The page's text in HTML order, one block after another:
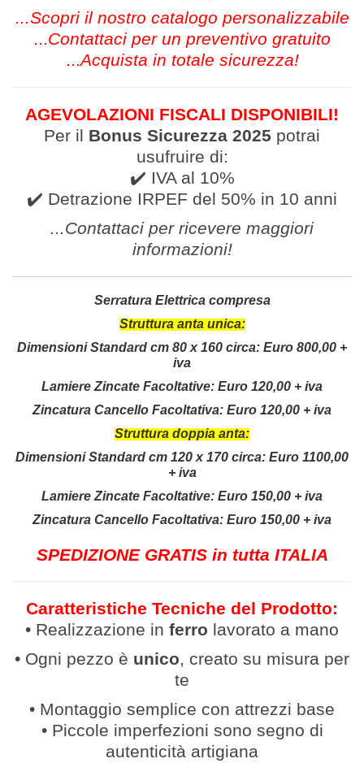
...Scopri il nostro catalogo personalizzabile
...Contattaci per un preventivo gratuito
...Acquista in totale sicurezza!
AGEVOLAZIONI FISCALI DISPONIBILI!
Per il Bonus Sicurezza 2025 potrai
usufruire di:
✔️ IVA al 10%
✔️ Detrazione IRPEF del 50% in 10 anni
...Contattaci per ricevere maggiori
informazioni!
Serratura Elettrica compresa
Struttura anta unica:
Dimensioni Standard cm 80 x 160 circa: Euro 800,00 +
iva
Lamiere Zincate Facoltative: Euro 120,00 + iva
Zincatura Cancello Facoltativa: Euro 120,00 + iva
Struttura doppia anta:
Dimensioni Standard cm 120 x 170 circa: Euro 1100,00
+ iva
Lamiere Zincate Facoltative: Euro 150,00 + iva
Zincatura Cancello Facoltativa: Euro 150,00 + iva
SPEDIZIONE GRATIS in tutta ITALIA
Caratteristiche Tecniche del Prodotto:
• Realizzazione in ferro lavorato a mano
• Ogni pezzo è unico, creato su misura per
te
• Montaggio semplice con attrezzi base
• Piccole imperfezioni sono segno di
autenticità artigiana